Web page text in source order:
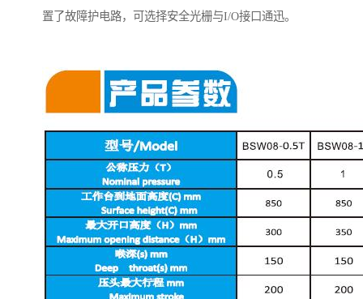
置了故障护电路，可选择安全光栅与I/O接口通迅。